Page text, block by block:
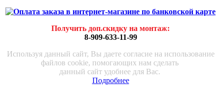
Получить доп.скидку на монтаж:
8-909-633-11-99
Используя данный сайт, Вы даете согласие на использование
файлов cookie, помогающих нам сделать
данный сайт удобнее для Вас.
Подробнее